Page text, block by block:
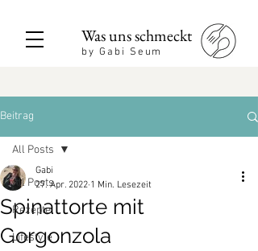
Was uns schmeckt
by Gabi Seum
Beitrag
All Posts
Rezepte
Lifestyle
All Posts
Spinattorte mit
Gorgonzola
Gabi
27. Apr. 2022 1 Min. Lesezeit